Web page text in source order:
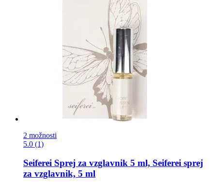
2 možnosti
5.0 (1)
Seiferei Sprej za vzglavnik 5 ml, Seiferei sprej
za vzglavnik, 5 ml